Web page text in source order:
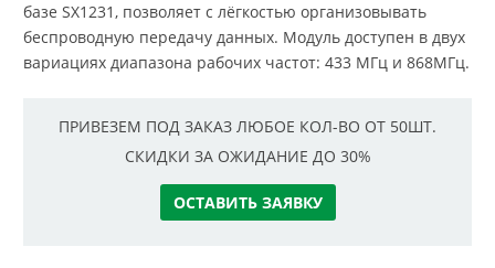
базе SX1231, позволяет с лёгкостью организовывать
беспроводную передачу данных. Модуль доступен в двух
вариациях диапазона рабочих частот: 433 МГц и 868МГц.
ПРИВЕЗЕМ ПОД ЗАКАЗ ЛЮБОЕ КОЛ-ВО ОТ 50ШТ.
СКИДКИ ЗА ОЖИДАНИЕ ДО 30%
ОСТАВИТЬ ЗАЯВКУ